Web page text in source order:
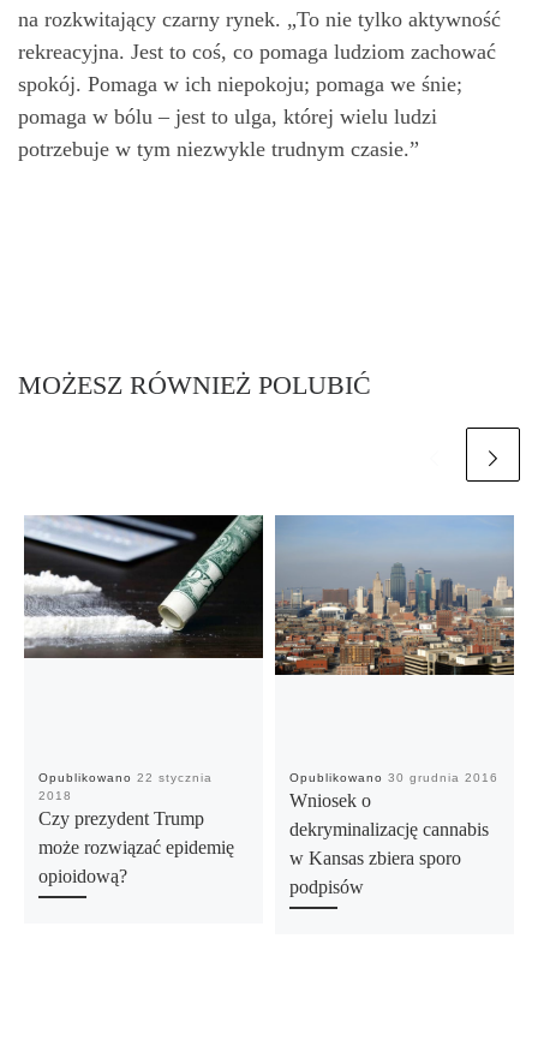
na rozkwitający czarny rynek. „To nie tylko aktywność
rekreacyjna. Jest to coś, co pomaga ludziom zachować
spokój. Pomaga w ich niepokoju; pomaga we śnie;
pomaga w bólu – jest to ulga, której wielu ludzi
potrzebuje w tym niezwykle trudnym czasie.”
MOŻESZ RÓWNIEŻ POLUBIĆ
Opublikowano 22 stycznia
2018
Czy prezydent Trump
może rozwiązać epidemię
opioidową?
Opublikowano 30 grudnia 2016
Wniosek o
dekryminalizację cannabis
w Kansas zbiera sporo
podpisów